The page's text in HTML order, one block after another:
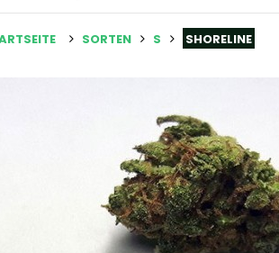
SORTEN S SHORELINE